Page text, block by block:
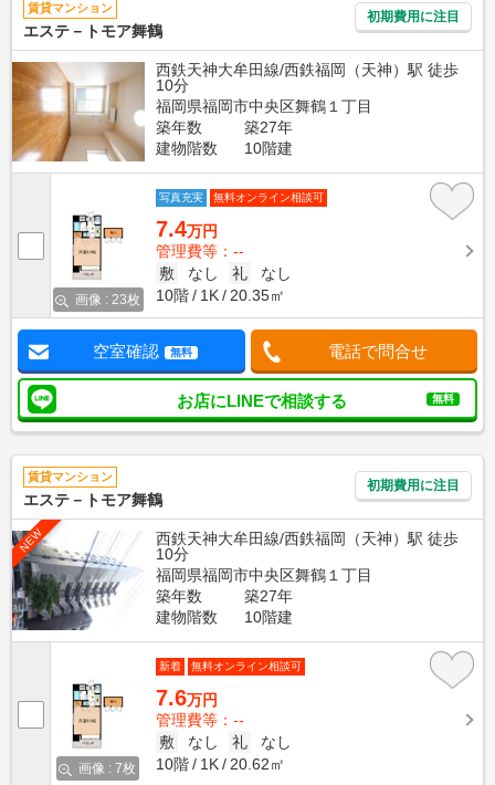
賃貸マンション
エステ－トモア舞鶴
初期費用に注目
西鉄天神大牟田線/西鉄福岡（天神）駅 徒歩
10分
福岡県福岡市中央区舞鶴１丁目
築年数
築27年
建物階数
10階建
画像 : 23枚
写真充実 無料オンライン相談可
7.4万円
管理費等：--
敷
なし 礼
なし
10階
1K 20.35㎡
空室確認 無料 電話で問合せ
お店にLINEで相談する 無料
賃貸マンション
エステ－トモア舞鶴
初期費用に注目
NEW
西鉄天神大牟田線/西鉄福岡（天神）駅 徒歩
10分
福岡県福岡市中央区舞鶴１丁目
築年数
築27年
建物階数
10階建
画像 : 7枚
新着 無料オンライン相談可
7.6万円
管理費等：--
敷
なし 礼
なし
10階
1K 20.62㎡